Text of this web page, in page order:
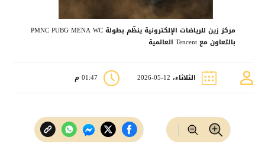
مركز زين للرياضات الإلكترونية ينظّم بطولة PMNC PUBG MENA WC
بالتعاون مع Tencent العالمية
الثلاثاء، 12-05-2026 01:47 م